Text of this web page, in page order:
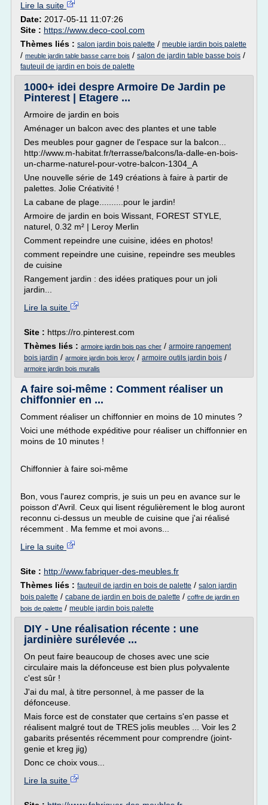
Lire la suite
Date: 2017-05-11 11:07:26
Site : https://www.deco-cool.com
Thèmes liés : salon jardin bois palette / meuble jardin bois palette
/ meuble jardin table basse carre bois / salon de jardin table basse bois /
fauteuil de jardin en bois de palette
1000+ idei despre Armoire De Jardin pe
Pinterest | Etagere ...
Armoire de jardin en bois
Aménager un balcon avec des plantes et une table
Des meubles pour gagner de l'espace sur la balcon...
http://www.m-habitat.fr/terrasse/balcons/la-dalle-en-bois-
un-charme-naturel-pour-votre-balcon-1304_A
Une nouvelle série de 149 créations à faire à partir de
palettes. Jolie Créativité !
La cabane de plage..........pour le jardin!
Armoire de jardin en bois Wissant, FOREST STYLE,
naturel, 0.32 m² | Leroy Merlin
Comment repeindre une cuisine, idées en photos!
comment repeindre une cuisine, repeindre ses meubles
de cuisine
Rangement jardin : des idées pratiques pour un joli
jardin...
Lire la suite
Site : https://ro.pinterest.com
Thèmes liés : armoire jardin bois pas cher / armoire rangement
bois jardin / armoire jardin bois leroy / armoire outils jardin bois /
armoire jardin bois muralis
A faire soi-même : Comment réaliser un
chiffonnier en ...
Comment réaliser un chiffonnier en moins de 10 minutes ?
Voici une méthode expéditive pour réaliser un chiffonnier en
moins de 10 minutes !
Chiffonnier à faire soi-même
Bon, vous l'aurez compris, je suis un peu en avance sur le
poisson d'Avril. Ceux qui lisent régulièrement le blog auront
reconnu ci-dessus un meuble de cuisine que j'ai réalisé
récemment . Ma femme et moi avons...
Lire la suite
Site : http://www.fabriquer-des-meubles.fr
Thèmes liés : fauteuil de jardin en bois de palette / salon jardin
bois palette / cabane de jardin en bois de palette / coffre de jardin en
bois de palette / meuble jardin bois palette
DIY - Une réalisation récente : une
jardinière surélevée ...
On peut faire beaucoup de choses avec une scie
circulaire mais la défonceuse est bien plus polyvalente
c'est sûr !
J'ai du mal, à titre personnel, à me passer de la
défonceuse.
Mais force est de constater que certains s'en passe et
réalisent malgré tout de TRES jolis meubles ... Voir les 2
gabarits présentés récemment pour comprendre (joint-
genie et kreg jig)
Donc ce choix vous...
Lire la suite